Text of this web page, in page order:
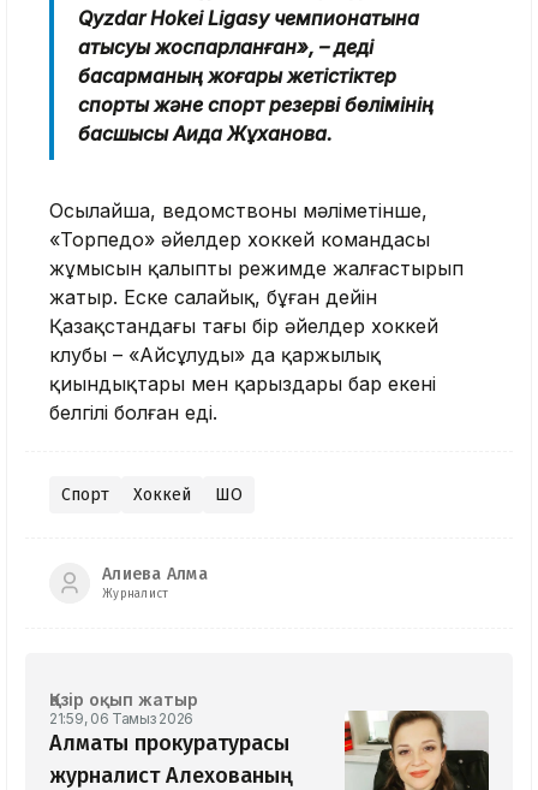
Qyzdar Hokei Ligasy чемпионатына
қатысуы жоспарланған», – деді
басқарманың жоғары жетістіктер
спорты және спорт резерві бөлімінің
басшысы Аида Жұханова.
Осылайша, ведомствоның мәліметінше,
«Торпедо» әйелдер хоккей командасы
жұмысын қалыпты режимде жалғастырып
жатыр. Еске салайық, бұған дейін
Қазақстандағы тағы бір әйелдер хоккей
клубы – «Айсұлудың» да қаржылық
қиындықтары мен қарыздары бар екені
белгілі болған еді.
Спорт Хоккей ШҚО
Алиева Алма
Журналист
Қазір оқып жатыр
21:59, 06 Тамыз 2026
Алматы прокуратурасы
журналист Алехованың